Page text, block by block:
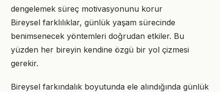
dengelemek süreç motivasyonunu korur
Bireysel farklılıklar, günlük yaşam sürecinde
benimsenecek yöntemleri doğrudan etkiler. Bu
yüzden her bireyin kendine özgü bir yol çizmesi
gerekir.
Bireysel farkındalık boyutunda ele alındığında günlük